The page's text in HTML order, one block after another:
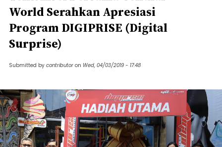
World Serahkan Apresiasi
Program DIGIPRISE (Digital
Surprise)
Submitted by contributor on Wed, 04/03/2019 - 17:48